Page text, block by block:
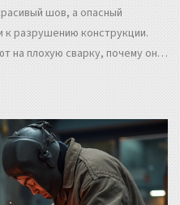
шов, а опасный
разрушению конструкции.
на плохую сварку, почему она
металла.